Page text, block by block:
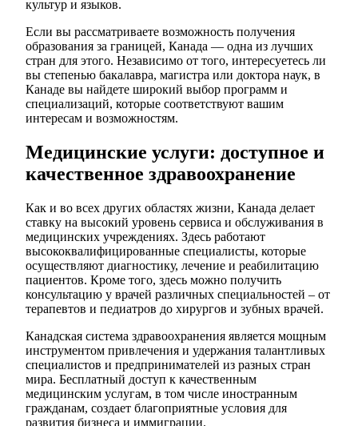
культур и языков.
Если вы рассматриваете возможность получения
образования за границей, Канада — одна из лучших
стран для этого. Независимо от того, интересуетесь ли
вы степенью бакалавра, магистра или доктора наук, в
Канаде вы найдете широкий выбор программ и
специализаций, которые соответствуют вашим
интересам и возможностям.
Медицинские услуги: доступное и
качественное здравоохранение
Как и во всех других областях жизни, Канада делает
ставку на высокий уровень сервиса и обслуживания в
медицинских учреждениях. Здесь работают
высококвалифицированные специалисты, которые
осуществляют диагностику, лечение и реабилитацию
пациентов. Кроме того, здесь можно получить
консультацию у врачей различных специальностей – от
терапевтов и педиатров до хирургов и зубных врачей.
Канадская система здравоохранения является мощным
инструментом привлечения и удержания талантливых
специалистов и предпринимателей из разных стран
мира. Бесплатный доступ к качественным
медицинским услугам, в том числе иностранным
гражданам, создает благоприятные условия для
развития бизнеса и иммиграции.